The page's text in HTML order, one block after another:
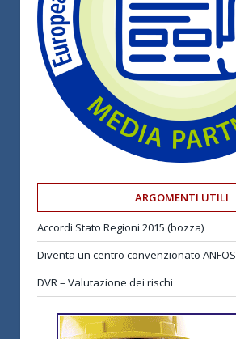
ARGOMENTI UTILI
Accordi Stato Regioni 2015 (bozza)
Diventa un centro convenzionato ANFOS
DVR – Valutazione dei rischi